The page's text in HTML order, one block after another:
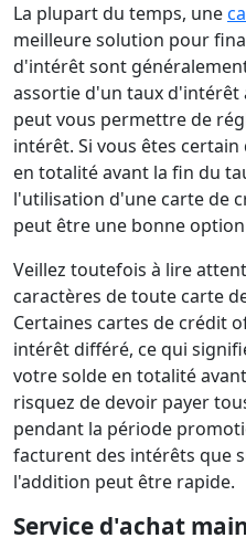
La plupart du temps, une
meilleure solution pour
d'intérêt sont
assortie d'un taux d'intérêt
peut vous permettre de
intérêt. Si vous êtes
en totalité avant la fin du
l'utilisation d'une carte de
peut être une bonne
Veillez toutefois à lire
caractères de toute carte
Certaines cartes de crédit
intérêt différé, ce qui
votre solde en totalité
risquez de devoir payer
pendant la période
facturent des intérêts que
l'addition peut être rapide.
Service d'achat